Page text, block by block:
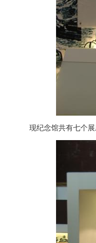
现纪念馆共有七个